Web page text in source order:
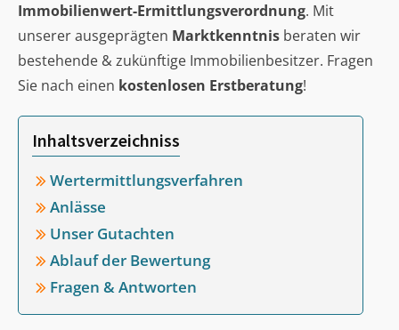
Immobilienwert-Ermittlungsverordnung. Mit
unserer ausgeprägten Marktkenntnis beraten wir
bestehende & zukünftige Immobilienbesitzer. Fragen
Sie nach einen kostenlosen Erstberatung!
Inhaltsverzeichniss
Wertermittlungsverfahren
Anlässe
Unser Gutachten
Ablauf der Bewertung
Fragen & Antworten